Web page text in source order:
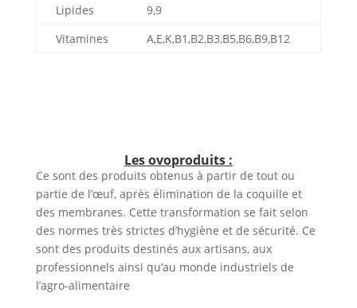
Lipides
9,9
Vitamines
A,E,K,B1,B2,B3,B5,B6,B9,B12
Les ovoproduits :
Ce sont des produits obtenus à partir de tout ou
partie de l’œuf, après élimination de la coquille et
des membranes. Cette transformation se fait selon
des normes très strictes d’hygiène et de sécurité. Ce
sont des produits destinés aux artisans, aux
professionnels ainsi qu’au monde industriels de
l’agro-alimentaire